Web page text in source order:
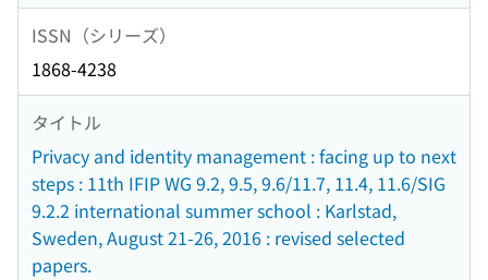
ISSN（シリーズ）
1868-4238
タイトル
Privacy and identity management : facing up to next
steps : 11th IFIP WG 9.2, 9.5, 9.6/11.7, 11.4, 11.6/SIG
9.2.2 international summer school : Karlstad,
Sweden, August 21-26, 2016 : revised selected
papers.